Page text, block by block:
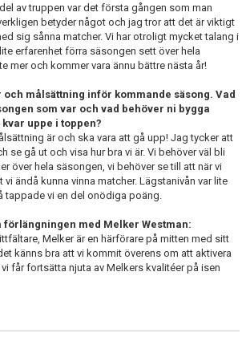
av truppen var det första gången som man
betyder något och jag tror att det är viktigt
sig sånna matcher. Vi har otroligt mycket talang i
erfarenhet förra säsongen sett över hela
mer och kommer vara ännu bättre nästa år!
och målsättning inför kommande säsong. Vad
som var och vad behöver ni bygga
uppe i toppen?
är och ska vara att gå upp! Jag tycker att
se gå ut och visa hur bra vi är. Vi behöver väl bli
över hela säsongen, vi behöver se till att när vi
vi ändå kunna vinna matcher. Lägstanivån var lite
tappade vi en del onödiga poäng.
med Melker Westman:
Melker är en härförare på mitten med sitt
känns bra att vi kommit överens om att aktivera
får fortsätta njuta av Melkers kvalitéer på isen